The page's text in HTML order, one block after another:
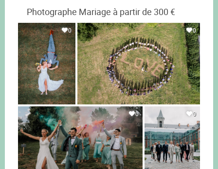
Photographe Mariage à partir de 300 €
0 0
0 0